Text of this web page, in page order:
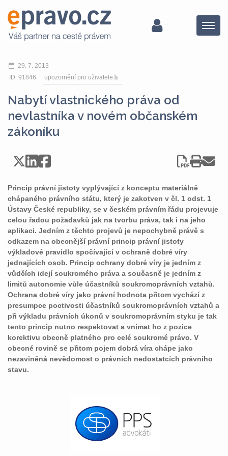
Menu
29. 7. 2013
ID: 91846
upozornění pro uživatele
Nabytí vlastnického práva od
nevlastníka v novém občanském
zákoníku
Princip právní jistoty vyplývající z konceptu materiálně
chápaného právního státu, který je zakotven v čl. 1 odst. 1
Ústavy České republiky, se v českém právním řádu projevuje
celou řadou požadavků jak na tvorbu práva, tak i na jeho
aplikaci. Jedním z těchto projevů je nepochybně právě s
odkazem na obecnější právní princip právní jistoty
výkladové pravidlo spočívající v ochraně dobré víry
jednajících osob. Princip ochrany dobré víry je jedním z
vůdčích idejí soukromého práva a současně je jedním z
limitů autonomie vůle účastníků soukromoprávních vztahů.
Ochrana dobré víry jako právní hodnota přitom vychází z
presumpce poctivosti účastníků soukromoprávních vztahů a
při výkladu právních úkonů v soukromoprávním styku je tak
tento princip nutno respektovat a vnímat ho z pozice
korektivu obecně platného pro celé soukromé právo. V
obecné rovině se přitom pojem dobrá víra chápe jako
nezaviněná nevědomost o právních nedostatcích právního
stavu.